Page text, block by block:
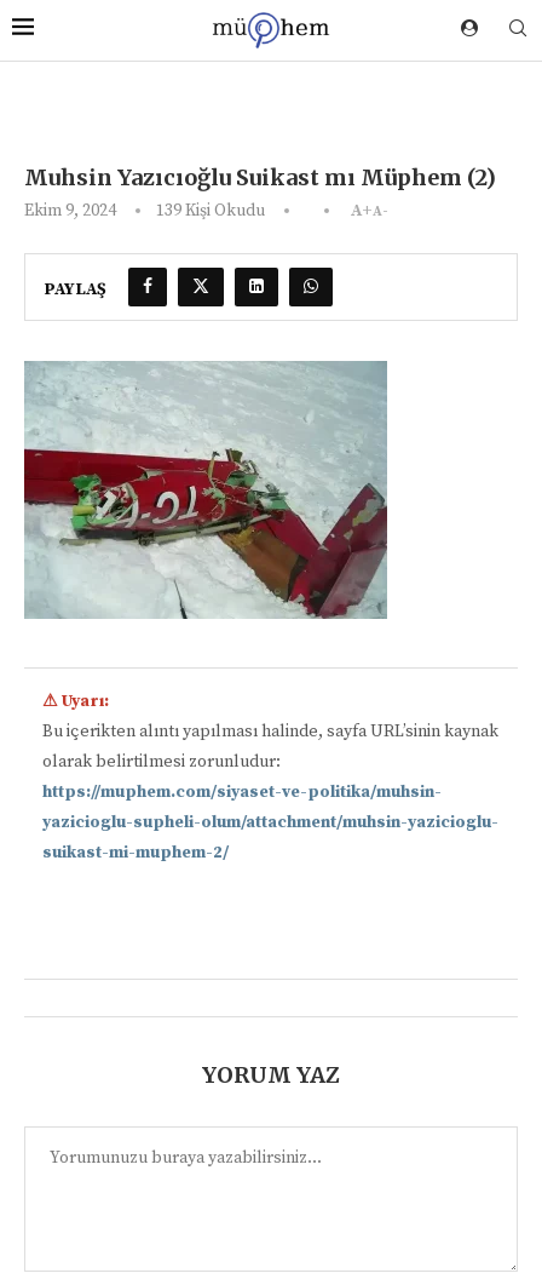
Muhsin Yazıcıoğlu Suikast mı Müphem (2)
Ekim 9, 2024 139Kişi Okudu A+A-
PAYLAŞ
⚠ Uyarı:
Bu içerikten alıntı yapılması halinde, sayfa URL’sinin kaynak
olarak belirtilmesi zorunludur:
https://muphem.com/siyaset-ve-politika/muhsin-
yazicioglu-supheli-olum/attachment/muhsin-yazicioglu-
suikast-mi-muphem-2/
YORUM YAZ